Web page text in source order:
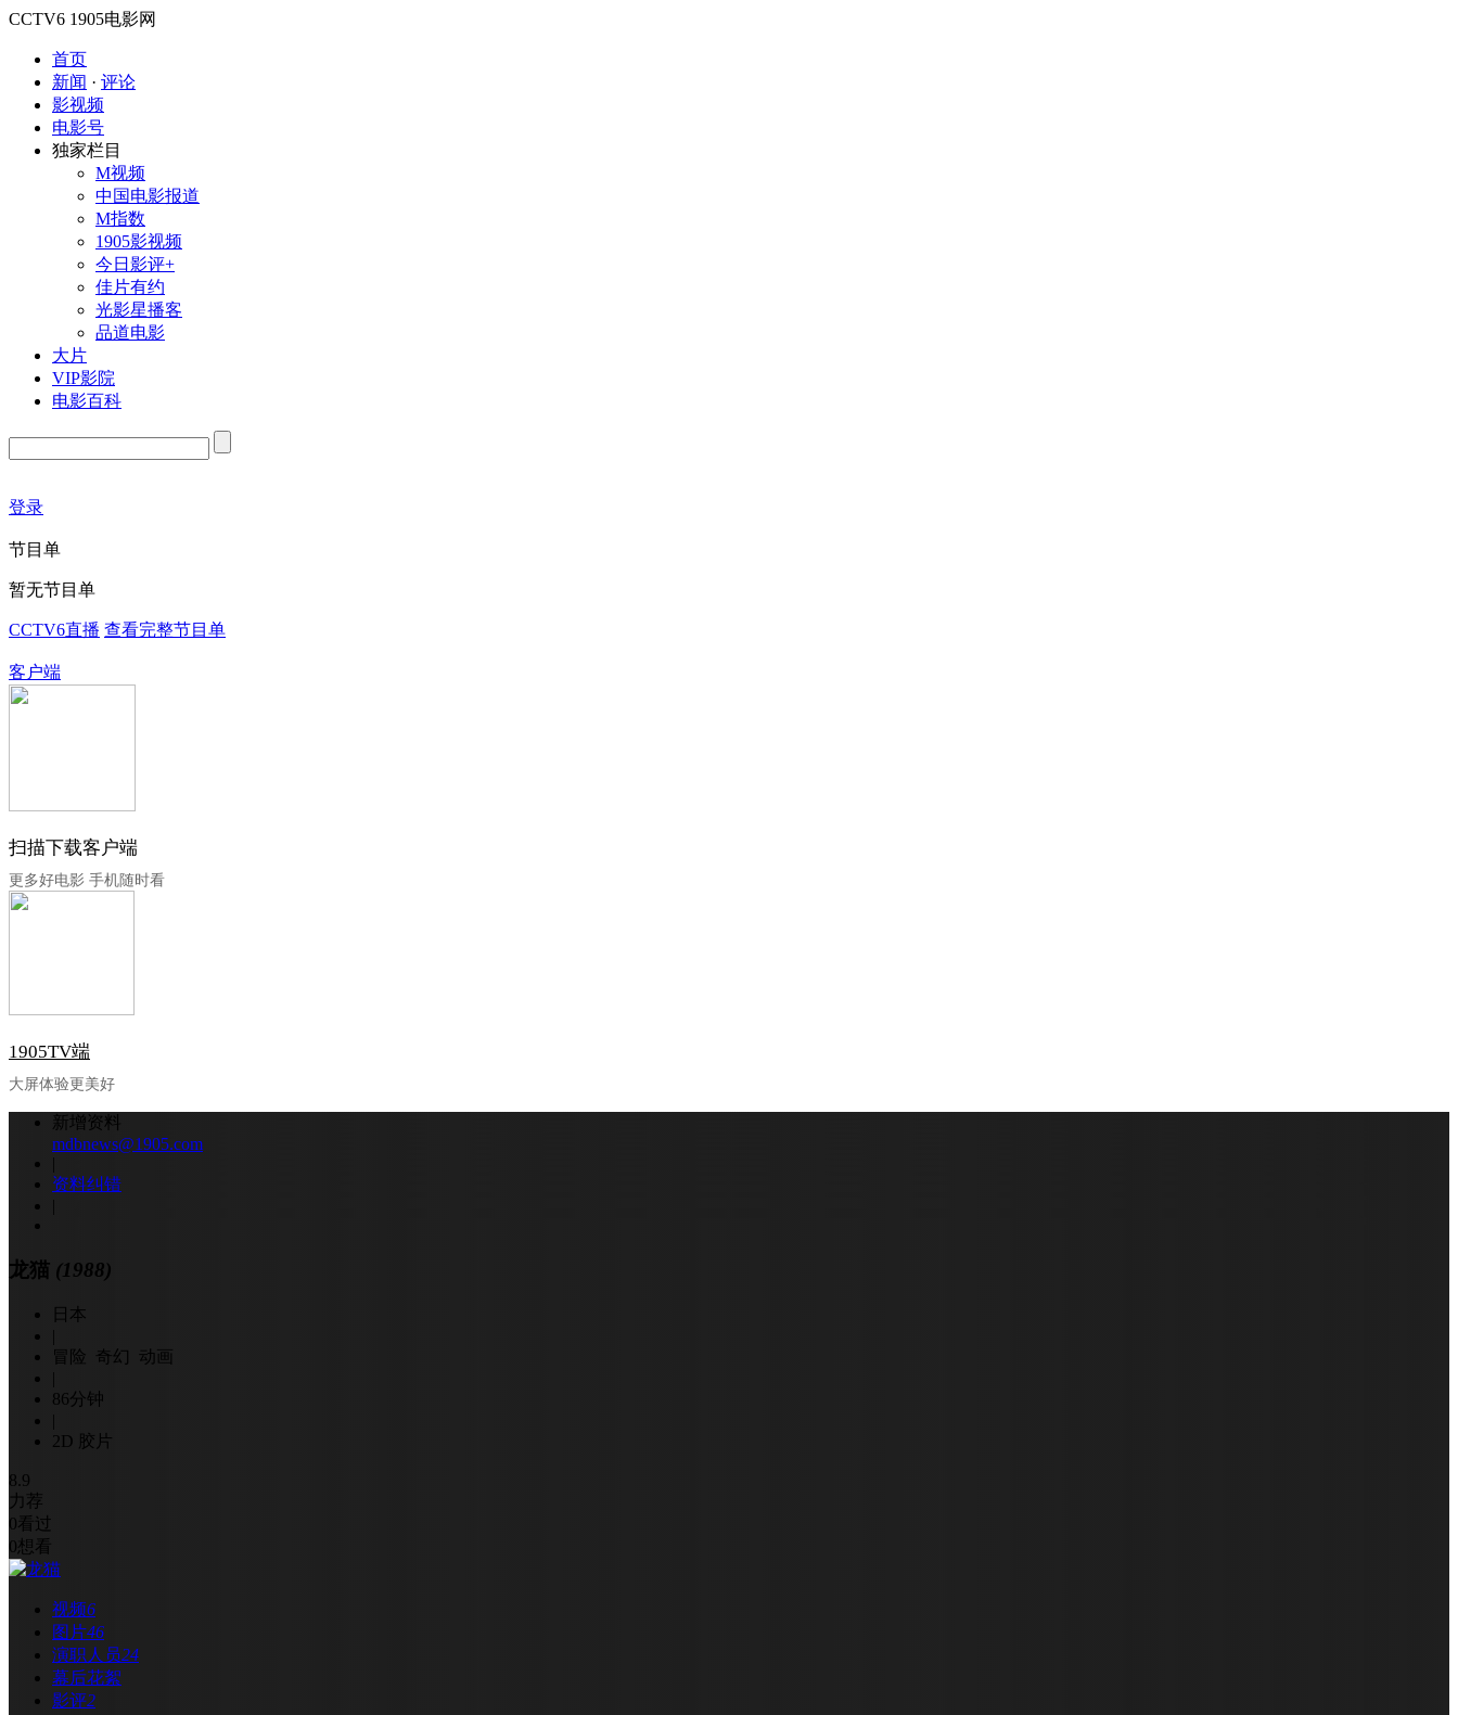
CCTV6 1905电影网
首页
新闻 · 评论
影视频
电影号
独家栏目
M视频
中国电影报道
M指数
1905影视频
今日影评+
佳片有约
光影星播客
品道电影
大片
VIP影院
电影百科
登录
节目单
暂无节目单
CCTV6直播 查看完整节目单
客户端
扫描下载客户端
更多好电影 手机随时看
1905TV端
大屏体验更美好
新增资料
mdbnews@1905.com
|
资料纠错
|
龙猫 (1988)
日本
|
冒险 奇幻 动画
|
86分钟
|
2D 胶片
8.9
力荐
0看过
0想看
视频6
图片46
演职人员24
幕后花絮
影评2